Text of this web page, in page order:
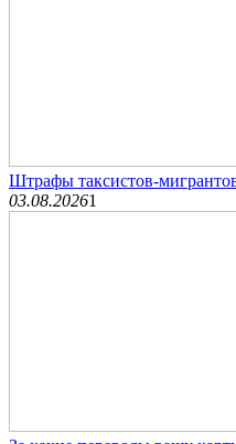
Штрафы таксистов-мигрантов
03.08.20261